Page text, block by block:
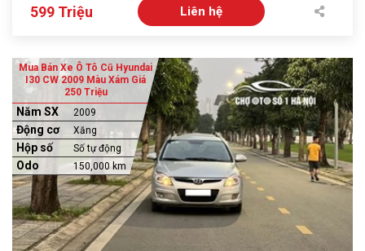
599 Triệu Liên hệ
Mua Bán Xe Ô Tô Cũ Hyundai
I30 CW 2009 Màu Xám Giá
250 Triệu
Năm SX 2009
Động cơ Xăng
Hộp số Số tự động
Odo 150,000 km